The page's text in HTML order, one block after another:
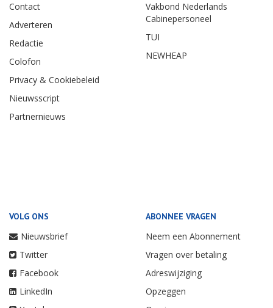
Contact
Adverteren
Redactie
Colofon
Privacy & Cookiebeleid
Nieuwsscript
Partnernieuws
Vakbond Nederlands
Cabinepersoneel
TUI
NEWHEAP
VOLG ONS
Nieuwsbrief
Twitter
Facebook
LinkedIn
ABONNEE VRAGEN
Neem een Abonnement
Vragen over betaling
Adreswijziging
Opzeggen